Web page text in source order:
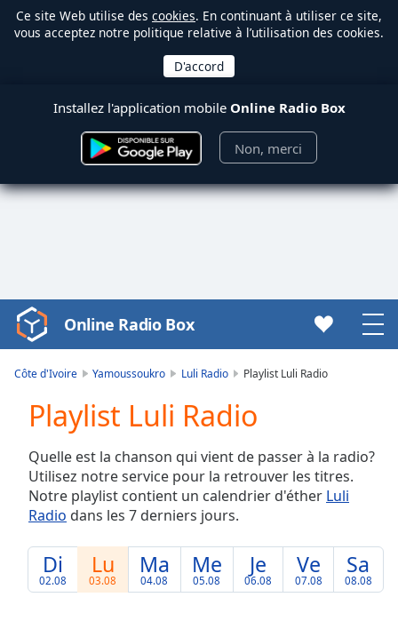
Ce site Web utilise des cookies. En continuant à utiliser ce site,
vous acceptez notre politique relative à l’utilisation des cookies.
Installez l'application mobile Online Radio Box
Non, merci
Video
Player
Video
Skip
Backward
Skip
Forward
Current
0:00
Online Radio Box
Côte d'Ivoire Yamoussoukro Luli Radio Playlist Luli Radio
Playlist Luli Radio
Quelle est la chanson qui vient de passer à la radio?
Utilisez notre service pour la retrouver les titres.
Notre playlist contient un calendrier d'éther Luli
Radio dans les 7 derniers jours.
Di
02.08
Lu
03.08
Ma
04.08
Me
05.08
Je
06.08
Ve
07.08
Sa
08.08